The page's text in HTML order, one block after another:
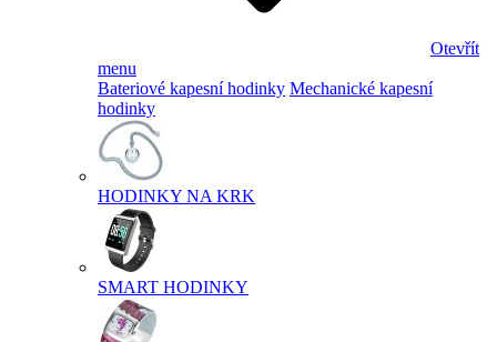
Otevřít
menu
Bateriové kapesní hodinky Mechanické kapesní
hodinky
HODINKY NA KRK
SMART HODINKY